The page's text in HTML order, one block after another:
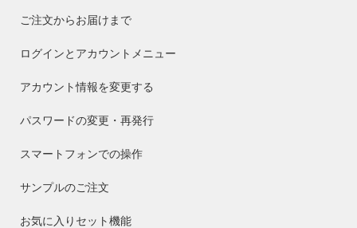
ご注文からお届けまで
ログインとアカウントメニュー
アカウント情報を変更する
パスワードの変更・再発行
スマートフォンでの操作
サンプルのご注文
お気に入りセット機能